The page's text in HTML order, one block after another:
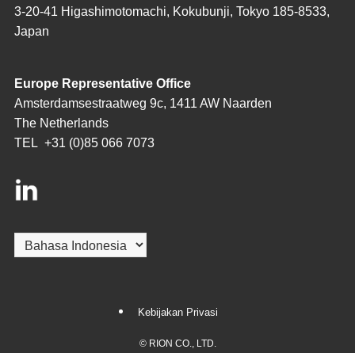
3-20-41 Higashimotomachi, Kokubunji, Tokyo 185-8533,
Japan
Europe Representative Office
Amsterdamsestraatweg 9c, 1411 AW Naarden
The Netherlands
TEL +31 (0)85 066 7073
Pilih
sebuah
Kebijakan Privasi
©RION CO., LTD.